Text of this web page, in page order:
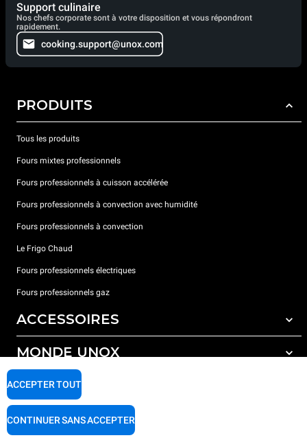
Support culinaire
Nos chefs corporate sont à votre disposition et vous répondront
rapidement.
cooking.support@unox.com
PRODUITS
Tous les produits
Fours mixtes professionnels
Fours professionnels à cuisson accélérée
Fours professionnels à convection avec humidité
Fours professionnels à convection
Le Frigo Chaud
Fours professionnels électriques
Fours professionnels gaz
ACCESSOIRES
Tous les accessoires
Détergents pour lavage automatique
Détergents pour lavage manuel
Traitement de l'eau avec filtres à résine
MONDE UNOX
Nos bureaux dans le monde
SUPPORT
Garantie Unox
ACCEPTER TOUT
CONTINUER SANS ACCEPTER